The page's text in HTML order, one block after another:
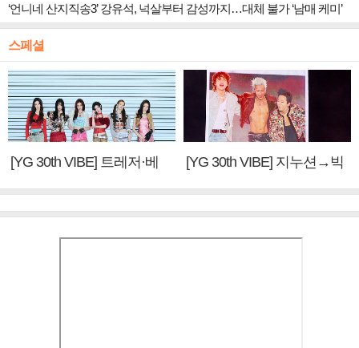
‘언니네 산지직송3’ 강유석, 넉살부터 감성까지…대체 불가 ‘남매 케미’
스페셜
[YG 30th VIBE] 트레저·베
[YG 30th VIBE] 지누션→빅